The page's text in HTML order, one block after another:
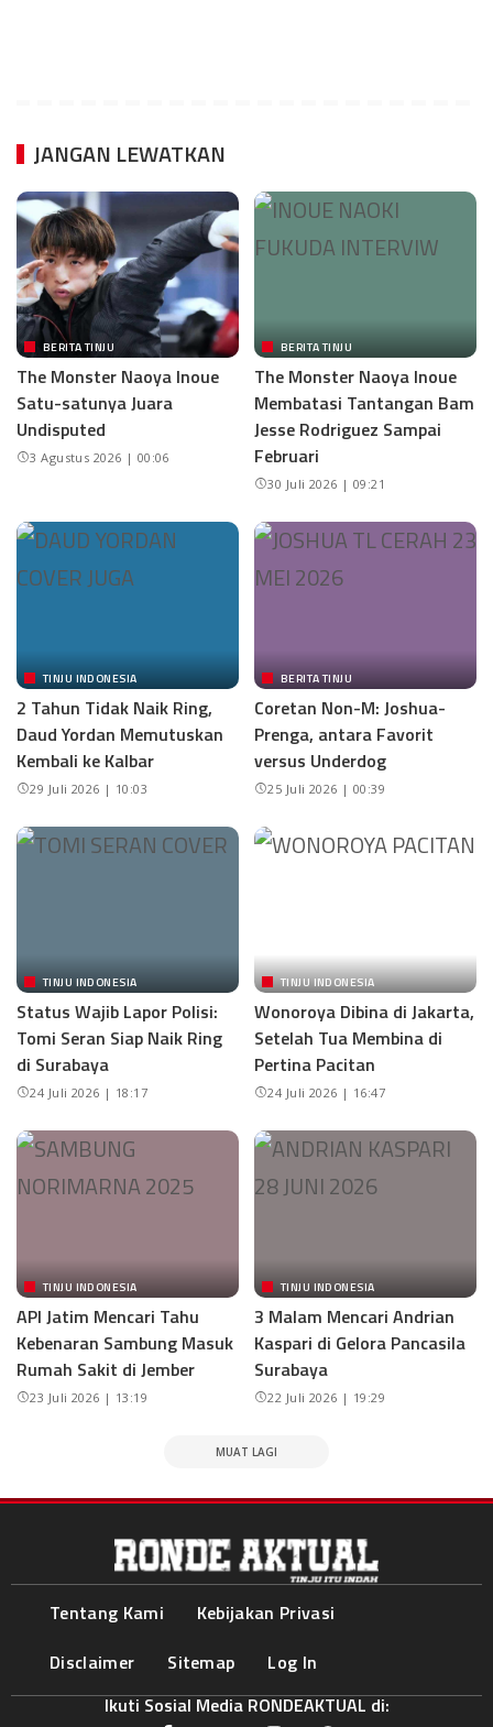
JANGAN LEWATKAN
BERITA TINJU
The Monster Naoya Inoue
Satu-satunya Juara
Undisputed
3 Agustus 2026 | 00:06
BERITA TINJU
The Monster Naoya Inoue
Membatasi Tantangan Bam
Jesse Rodriguez Sampai
Februari
30 Juli 2026 | 09:21
TINJU INDONESIA
2 Tahun Tidak Naik Ring,
Daud Yordan Memutuskan
Kembali ke Kalbar
29 Juli 2026 | 10:03
BERITA TINJU
Coretan Non-M: Joshua-
Prenga, antara Favorit
versus Underdog
25 Juli 2026 | 00:39
TINJU INDONESIA
Status Wajib Lapor Polisi:
Tomi Seran Siap Naik Ring
di Surabaya
24 Juli 2026 | 18:17
TINJU INDONESIA
Wonoroya Dibina di Jakarta,
Setelah Tua Membina di
Pertina Pacitan
24 Juli 2026 | 16:47
TINJU INDONESIA
API Jatim Mencari Tahu
Kebenaran Sambung Masuk
Rumah Sakit di Jember
23 Juli 2026 | 13:19
TINJU INDONESIA
3 Malam Mencari Andrian
Kaspari di Gelora Pancasila
Surabaya
22 Juli 2026 | 19:29
MUAT LAGI
Tentang Kami
Kebijakan Privasi
Disclaimer
Sitemap
Log In
Ikuti Sosial Media RONDEAKTUAL di: